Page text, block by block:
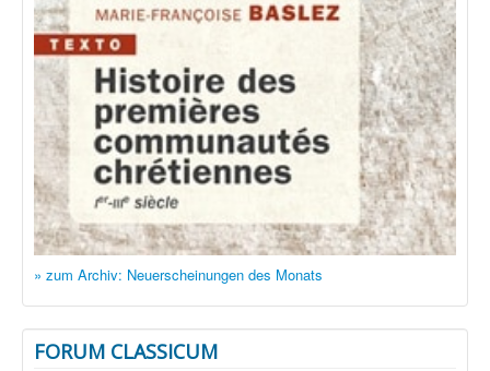
» zum Archiv: Neuerscheinungen des Monats
FORUM CLASSICUM